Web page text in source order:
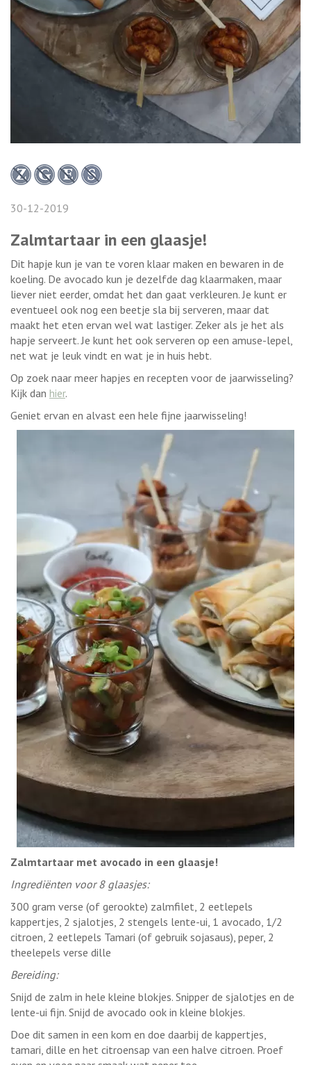
30-12-2019
Zalmtartaar in een glaasje!
Dit hapje kun je van te voren klaar maken en bewaren in de
koeling. De avocado kun je dezelfde dag klaarmaken, maar
liever niet eerder, omdat het dan gaat verkleuren. Je kunt er
eventueel ook nog een beetje sla bij serveren, maar dat
maakt het eten ervan wel wat lastiger. Zeker als je het als
hapje serveert. Je kunt het ook serveren op een amuse-lepel,
net wat je leuk vindt en wat je in huis hebt.
Op zoek naar meer hapjes en recepten voor de jaarwisseling?
Kijk dan hier.
Geniet ervan en alvast een hele fijne jaarwisseling!
Zalmtartaar met avocado in een glaasje!
Ingrediënten voor 8 glaasjes:
300 gram verse (of gerookte) zalmfilet, 2 eetlepels
kappertjes, 2 sjalotjes, 2 stengels lente-ui, 1 avocado, 1/2
citroen, 2 eetlepels Tamari (of gebruik sojasaus), peper, 2
theelepels verse dille
Bereiding:
Snijd de zalm in hele kleine blokjes. Snipper de sjalotjes en de
lente-ui fijn. Snijd de avocado ook in kleine blokjes.
Doe dit samen in een kom en doe daarbij de kappertjes,
tamari, dille en het citroensap van een halve citroen. Proef